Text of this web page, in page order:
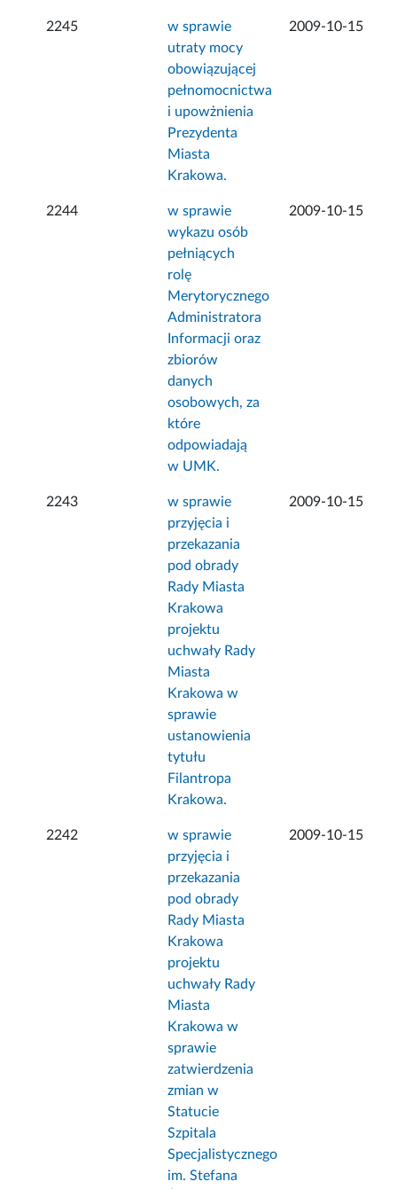
2245
w sprawie
utraty mocy
obowiązującej
pełnomocnictwa
i upowżnienia
Prezydenta
Miasta
Krakowa.
2009-10-15
2244
w sprawie
wykazu osób
pełniących
rolę
Merytorycznego
Administratora
Informacji oraz
zbiorów
danych
osobowych, za
które
odpowiadają
w UMK.
2009-10-15
2243
w sprawie
przyjęcia i
przekazania
pod obrady
Rady Miasta
Krakowa
projektu
uchwały Rady
Miasta
Krakowa w
sprawie
ustanowienia
tytułu
Filantropa
Krakowa.
2009-10-15
2242
w sprawie
przyjęcia i
przekazania
pod obrady
Rady Miasta
Krakowa
projektu
uchwały Rady
Miasta
Krakowa w
sprawie
zatwierdzenia
zmian w
Statucie
Szpitala
Specjalistycznego
im. Stefana
2009-10-15